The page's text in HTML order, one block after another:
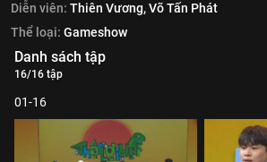
Diễn viên: Thiên Vương,Võ Tấn Phát
Thể loại: Gameshow
Danh sách tập
16/16 tập
01-16